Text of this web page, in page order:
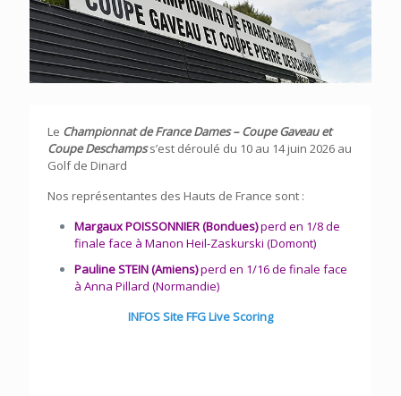
Le Championnat de France Dames – Coupe Gaveau et
Coupe Deschampss’est déroulé du 10 au 14 juin 2026 au
Golf de Dinard
Nos représentantes des Hauts de France sont :
Margaux POISSONNIER (Bondues)perd en 1/8 de
finale face à Manon Heil-Zaskurski (Domont)
Pauline STEIN (Amiens)perd en 1/16 de finale face
à Anna Pillard (Normandie)
INFOS Site FFG Live Scoring